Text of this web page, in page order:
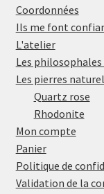
Coordonnées
Ils me font
L'atelier
Les philosophales
Les pierres
Quartz rose
Rhodonite
Mon compte
Panier
Politique de
Validation de la